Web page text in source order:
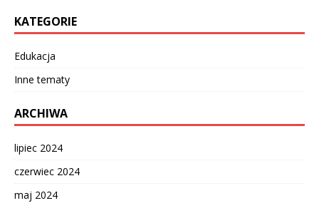
KATEGORIE
Edukacja
Inne tematy
ARCHIWA
lipiec 2024
czerwiec 2024
maj 2024